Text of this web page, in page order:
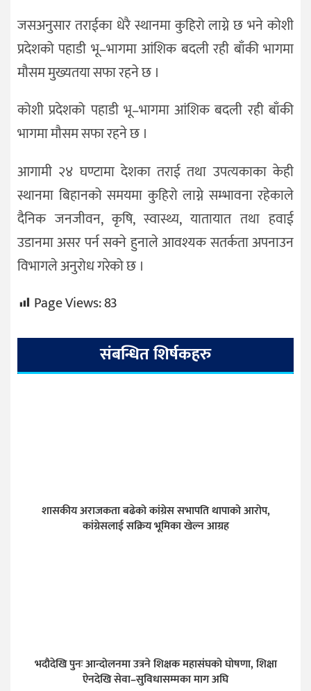
जसअनुसार तराईका धेरै स्थानमा कुहिरो लाग्ने छ भने कोशी
प्रदेशको पहाडी भू–भागमा आंशिक बदली रही बाँकी भागमा
मौसम मुख्यतया सफा रहने छ ।
कोशी प्रदेशको पहाडी भू–भागमा आंशिक बदली रही बाँकी
भागमा मौसम सफा रहने छ ।
आगामी २४ घण्टामा देशका तराई तथा उपत्यकाका केही
स्थानमा बिहानको समयमा कुहिरो लाग्ने सम्भावना रहेकाले
दैनिक जनजीवन, कृषि, स्वास्थ्य, यातायात तथा हवाई
उडानमा असर पर्न सक्ने हुनाले आवश्यक सतर्कता अपनाउन
विभागले अनुरोध गरेको छ ।
Page Views:83
संबन्धित शिर्षकहरु
शासकीय अराजकता बढेको कांग्रेस सभापति थापाको आरोप,
कांग्रेसलाई सक्रिय भूमिका खेल्न आग्रह
भदौदेखि पुनः आन्दोलनमा उत्रने शिक्षक महासंघको घोषणा, शिक्षा
ऐनदेखि सेवा–सुविधासम्मका माग अघि